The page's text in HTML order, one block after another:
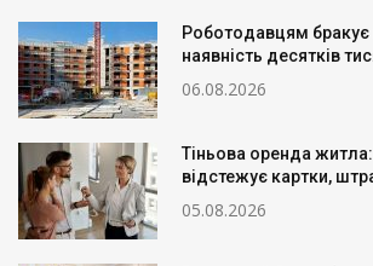
Роботодавцям бракує
наявність десятків
06.08.2026
Тіньова оренда
відстежує картки,
05.08.2026